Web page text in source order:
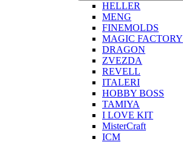
HELLER
MENG
FINEMOLDS
MAGIC FACTORY
DRAGON
ZVEZDA
REVELL
ITALERI
HOBBY BOSS
TAMIYA
I LOVE KIT
MisterCraft
ICM